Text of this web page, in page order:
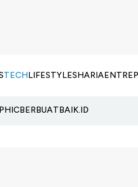
TECHLIFESTYLESHARIA
BERBUATBAIK.ID